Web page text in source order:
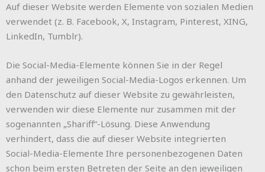
Auf dieser Website werden Elemente von sozialen Medien
verwendet (z. B. Facebook, X, Instagram, Pinterest, XING,
LinkedIn, Tumblr).
Die Social-Media-Elemente können Sie in der Regel
anhand der jeweiligen Social-Media-Logos erkennen. Um
den Datenschutz auf dieser Website zu gewährleisten,
verwenden wir diese Elemente nur zusammen mit der
sogenannten „Shariff“-Lösung. Diese Anwendung
verhindert, dass die auf dieser Website integrierten
Social-Media-Elemente Ihre personenbezogenen Daten
schon beim ersten Betreten der Seite an den jeweiligen